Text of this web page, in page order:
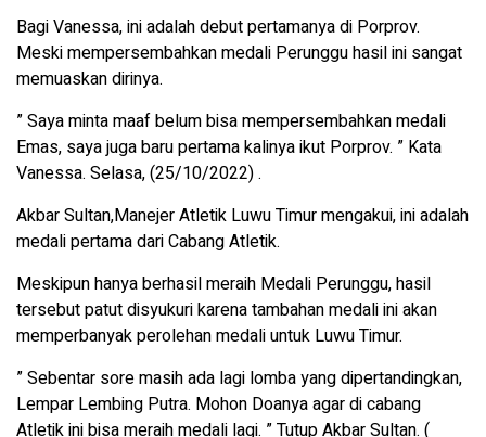
Bagi Vanessa, ini adalah debut pertamanya di Porprov.
Meski mempersembahkan medali Perunggu hasil ini sangat
memuaskan dirinya.
” Saya minta maaf belum bisa mempersembahkan medali
Emas, saya juga baru pertama kalinya ikut Porprov. ” Kata
Vanessa. Selasa, (25/10/2022) .
Akbar Sultan,Manejer Atletik Luwu Timur mengakui, ini adalah
medali pertama dari Cabang Atletik.
Meskipun hanya berhasil meraih Medali Perunggu, hasil
tersebut patut disyukuri karena tambahan medali ini akan
memperbanyak perolehan medali untuk Luwu Timur.
” Sebentar sore masih ada lagi lomba yang dipertandingkan,
Lempar Lembing Putra. Mohon Doanya agar di cabang
Atletik ini bisa meraih medali lagi. ” Tutup Akbar Sultan. (